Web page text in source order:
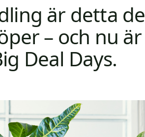
är detta de
– och nu är
Deal Days.